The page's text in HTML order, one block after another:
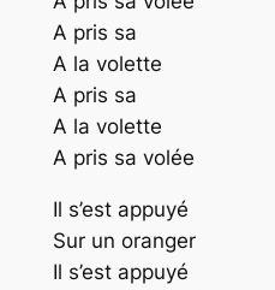
A pris sa
A la volette
A pris sa
A la volette
A pris sa volée
Il s’est appuyé
Sur un oranger
Il s’est appuyé